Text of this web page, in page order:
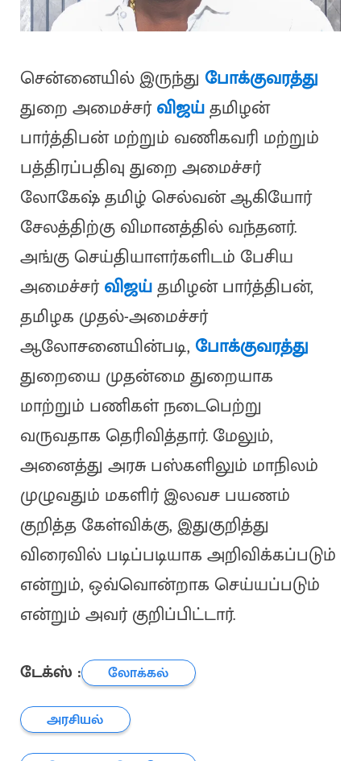
சென்னையில் இருந்து போக்குவரத்து
துறை அமைச்சர்விஜய்தமிழன்
பார்த்திபன் மற்றும் வணிகவரி மற்றும்
பத்திரப்பதிவு துறை அமைச்சர்
லோகேஷ் தமிழ் செல்வன் ஆகியோர்
சேலத்திற்கு விமானத்தில் வந்தனர்.
அங்கு செய்தியாளர்களிடம் பேசிய
அமைச்சர்விஜய்தமிழன் பார்த்திபன்,
தமிழக முதல்-அமைச்சர்
ஆலோசனையின்படி, போக்குவரத்து
துறையை முதன்மை துறையாக
மாற்றும் பணிகள் நடைபெற்று
வருவதாக தெரிவித்தார். மேலும்,
அனைத்து அரசு பஸ்களிலும் மாநிலம்
முழுவதும் மகளிர் இலவச பயணம்
குறித்த கேள்விக்கு, இதுகுறித்து
விரைவில் படிப்படியாக அறிவிக்கப்படும்
என்றும், ஒவ்வொன்றாக செய்யப்படும்
என்றும் அவர் குறிப்பிட்டார்.
டேக்ஸ் :
லோக்கல்
அரசியல்